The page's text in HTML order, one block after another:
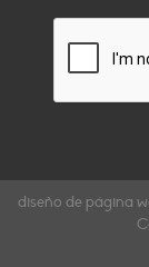
diseño de página